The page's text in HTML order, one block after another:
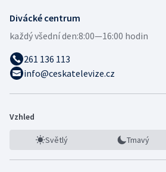
Divácké centrum
každý všední den:8:00—16:00 hodin
261 136 113
info@ceskatelevize.cz
Vzhled
Světlý Tmavý